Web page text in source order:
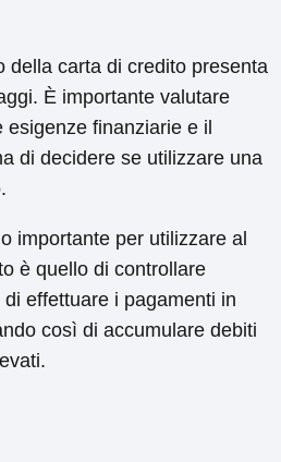
della carta di credito presenta
È importante valutare
finanziarie e il
di decidere se utilizzare una
importante per utilizzare al
è quello di controllare
effettuare i pagamenti in
così di accumulare debiti